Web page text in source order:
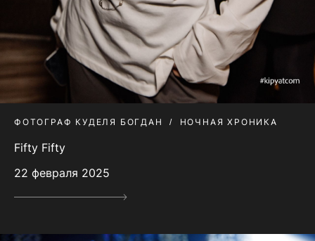
ФОТОГРАФ КУДЕЛЯ БОГДАН НОЧНАЯ ХРОНИКА
Fifty Fifty
22 февраля 2025